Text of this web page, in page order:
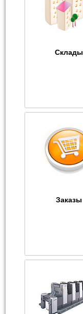
Склады
Заказы